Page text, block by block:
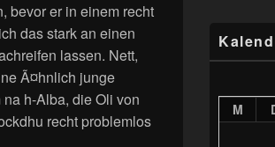
bevor er in einem recht
das stark an einen
lassen. Nett,
Ã¤hnlich junge
h-Alba, die Oli von
recht problemlos
M